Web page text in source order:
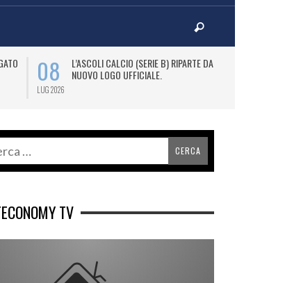
08
LUG 2026
L’ASCOLI CALCIO (SERIE B) RIPARTE DAL
NUOVO LOGO UFFICIALE.
TV